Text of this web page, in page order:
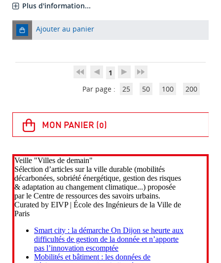
Plus d'information...
Ajouter au panier
1
Par page :
25 50 100 200